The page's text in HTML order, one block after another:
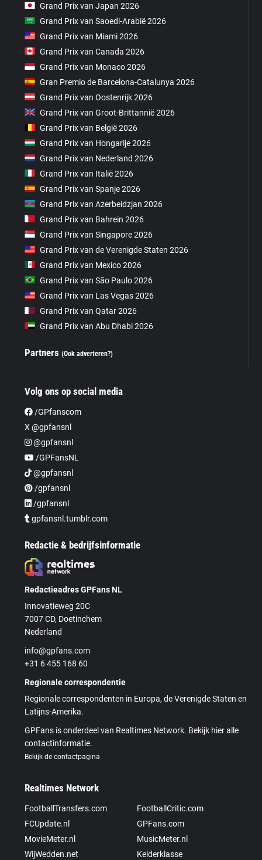
Grand Prix van Japan 2026
Grand Prix van Saoedi-Arabië 2026
Grand Prix van Miami 2026
Grand Prix van Canada 2026
Grand Prix van Monaco 2026
Gran Premio de Barcelona-Catalunya 2026
Grand Prix van Oostenrijk 2026
Grand Prix van Groot-Brittannië 2026
Grand Prix van België 2026
Grand Prix van Hongarije 2026
Grand Prix van Nederland 2026
Grand Prix van Italië 2026
Grand Prix van Spanje 2026
Grand Prix van Azerbeidzjan 2026
Grand Prix van Bahrein 2026
Grand Prix van Singapore 2026
Grand Prix van de Verenigde Staten 2026
Grand Prix van Mexico 2026
Grand Prix van São Paulo 2026
Grand Prix van Las Vegas 2026
Grand Prix van Qatar 2026
Grand Prix van Abu Dhabi 2026
Partners(Ook adverteren?)
Volg ons op social media
/GPfanscom
X @gpfansnl
@gpfansnl
/GPFansNL
@gpfansnl
/gpfansnl
/gpfansnl
gpfansnl.tumblr.com
Redactie & bedrijfsinformatie
Redactieadres GPFans NL
Innovatieweg 20C
7007 CD, Doetinchem
Nederland
info@gpfans.com
+31 6 455 168 60
Regionale correspondentie
Regionale correspondenten in Europa, de Verenigde Staten en
Latijns-Amerika.
GPFans is onderdeel van Realtimes Network. Bekijk hier alle
contactinformatie.
Bekijk de contactpagina
Realtimes Network
FootballTransfers.com
FootballCritic.com
FCUpdate.nl
GPFans.com
MovieMeter.nl
MusicMeter.nl
WijWedden.net
Kelderklasse